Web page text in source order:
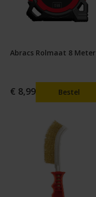
Abracs Rolmaat 8 Meter
€ 8,99 Bestel